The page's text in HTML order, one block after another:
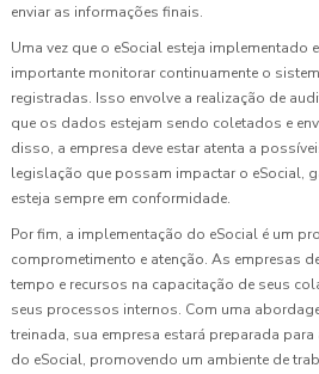
enviar as informações finais.
Uma vez que o eSocial esteja implementado
importante monitorar continuamente o
registradas. Isso envolve a realização de
que os dados estejam sendo coletados e
disso, a empresa deve estar atenta a
legislação que possam impactar o eSocial,
esteja sempre em conformidade.
Por fim, a implementação do eSocial é um
comprometimento e atenção. As empresas
tempo e recursos na capacitação de seus
seus processos internos. Com uma
treinada, sua empresa estará preparada
do eSocial, promovendo um ambiente de